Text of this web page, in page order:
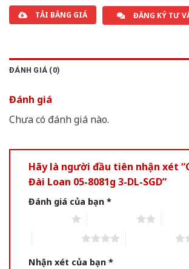
TẢI BẢNG GIÁ ĐĂNG KÝ TƯ
ĐÁNH GIÁ (0)
Đánh giá
Chưa có đánh giá nào.
Hãy là người đầu tiên nhận xét
Đài Loan 05-8081g 3-DL-SGD”
Đánh giá của bạn *
Nhận xét của bạn *